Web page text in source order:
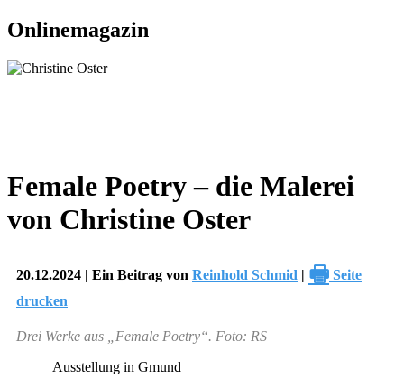
Onlinemagazin
Female Poetry – die Malerei
von Christine Oster
20.12.2024 | Ein Beitrag von Reinhold Schmid | 🖶 Seite
drucken
Drei Werke aus „Female Poetry“. Foto: RS
Ausstellung in Gmund